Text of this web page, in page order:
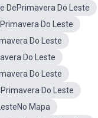
DePrimavera Do Leste
Do Leste
Do Leste
Do Leste
Do Leste
Do Leste
Mapa